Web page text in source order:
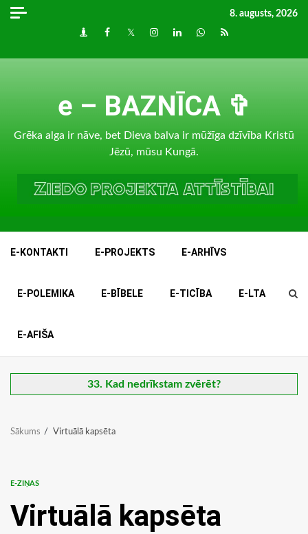
Skip
8. augusts, 2026
DraugiemFacebook
TwitterInstagram
LinkedInwhatsapp
RSS
e – BAZNĪCA ✞
Grēka alga ir nāve, bet Dieva balva ir mūžīga dzīvība Kristū
Jēzū, mūsu Kungā.
E-KONTAKTI E-PROJEKTS E-ARHĪVS
E-POLEMIKA E-BĪBELE E-TICĪBA E-LTA
E-AFIŠA
33. Kad nedrīkstam zvērēt?
Sākums Virtuālā kapsēta
E-ZIŅAS
Virtuālā kapsēta